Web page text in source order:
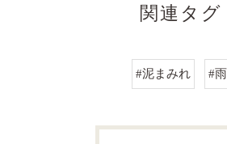
関連タグ
#泥まみれ #雨